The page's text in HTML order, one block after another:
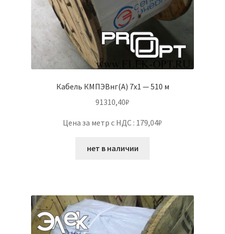
Кабель КМПЭВнг(А) 7х1 — 510 м
91310,40₽
Цена за метр с НДС : 179,04₽
нет в наличии